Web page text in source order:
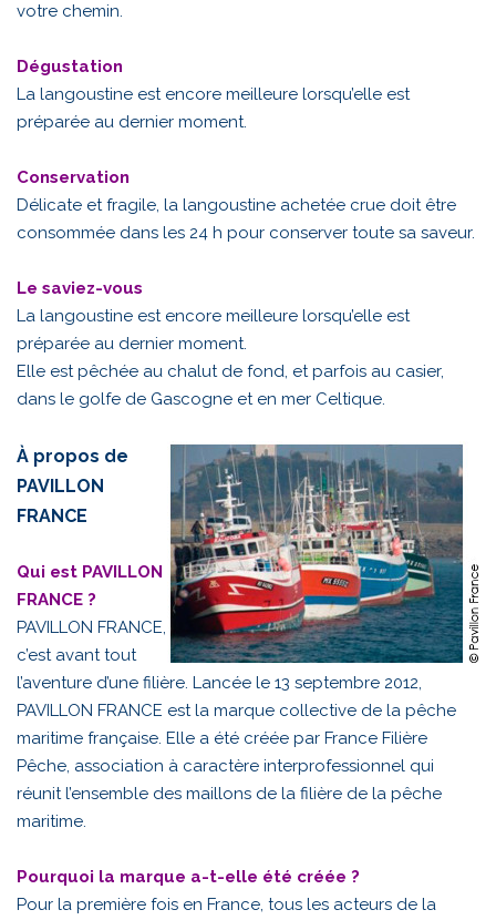
votre chemin.
Dégustation
La langoustine est encore meilleure lorsqu’elle est
préparée au dernier moment.
Conservation
Délicate et fragile, la langoustine achetée crue doit être
consommée dans les 24 h pour conserver toute sa saveur.
Le saviez-vous
La langoustine est encore meilleure lorsqu’elle est
préparée au dernier moment.
Elle est pêchée au chalut de fond, et parfois au casier,
dans le golfe de Gascogne et en mer Celtique.
À propos de
PAVILLON
FRANCE
Qui est PAVILLON
FRANCE ?
PAVILLON FRANCE,
c’est avant tout
l’aventure d’une filière. Lancée le 13 septembre 2012,
PAVILLON FRANCE est la marque collective de la pêche
maritime française. Elle a été créée par France Filière
Pêche, association à caractère interprofessionnel qui
réunit l’ensemble des maillons de la filière de la pêche
maritime.
Pourquoi la marque a-t-elle été créée ?
Pour la première fois en France, tous les acteurs de la